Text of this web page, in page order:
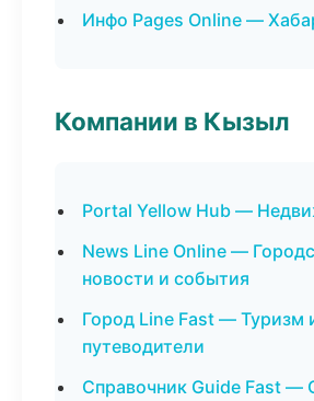
Инфо Pages Online —
Компании в Кызыл
Portal Yellow Hub —
News Line Online —
новости и события
Город Line Fast — Туризм
путеводители
Справочник Guide Fast —